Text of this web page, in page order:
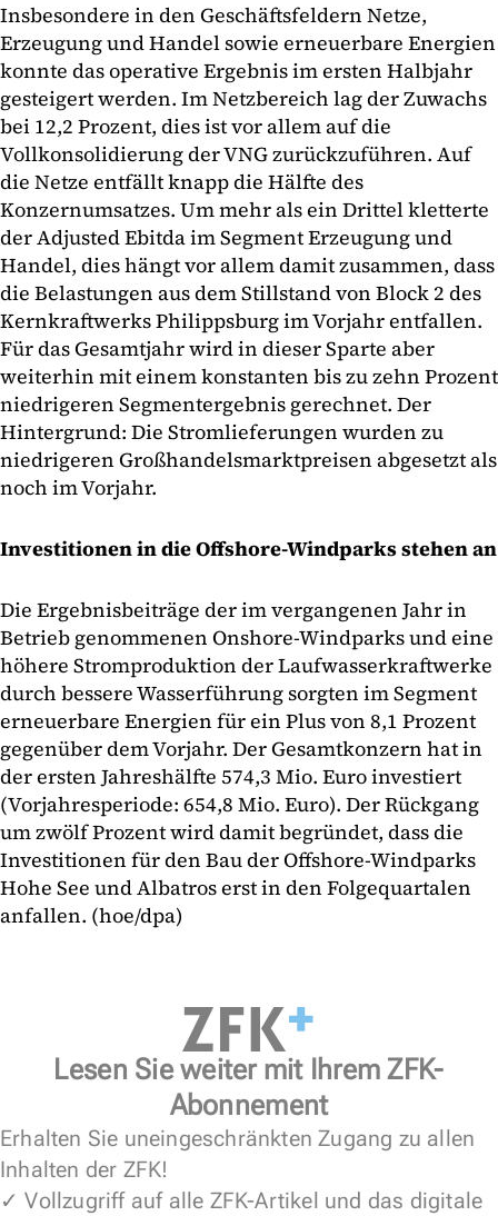
Insbesondere in den Geschäftsfeldern Netze,
Erzeugung und Handel sowie erneuerbare Energien
konnte das operative Ergebnis im ersten Halbjahr
gesteigert werden. Im Netzbereich lag der Zuwachs
bei 12,2 Prozent, dies ist vor allem auf die
Vollkonsolidierung der VNG zurückzuführen. Auf
die Netze entfällt knapp die Hälfte des
Konzernumsatzes. Um mehr als ein Drittel kletterte
der Adjusted Ebitda im Segment Erzeugung und
Handel, dies hängt vor allem damit zusammen, dass
die Belastungen aus dem Stillstand von Block 2 des
Kernkraftwerks Philippsburg im Vorjahr entfallen.
Für das Gesamtjahr wird in dieser Sparte aber
weiterhin mit einem konstanten bis zu zehn Prozent
niedrigeren Segmentergebnis gerechnet. Der
Hintergrund: Die Stromlieferungen wurden zu
niedrigeren Großhandelsmarktpreisen abgesetzt als
noch im Vorjahr.
Investitionen in die Offshore-Windparks stehen an
Die Ergebnisbeiträge der im vergangenen Jahr in
Betrieb genommenen Onshore-Windparks und eine
höhere Stromproduktion der Laufwasserkraftwerke
durch bessere Wasserführung sorgten im Segment
erneuerbare Energien für ein Plus von 8,1 Prozent
gegenüber dem Vorjahr. Der Gesamtkonzern hat in
der ersten Jahreshälfte 574,3 Mio. Euro investiert
(Vorjahresperiode: 654,8 Mio. Euro). Der Rückgang
um zwölf Prozent wird damit begründet, dass die
Investitionen für den Bau der Offshore-Windparks
Hohe See und Albatros erst in den Folgequartalen
anfallen. (hoe/dpa)
Lesen Sie weiter mit Ihrem ZFK-
Abonnement
Erhalten Sie uneingeschränkten Zugang zu allen
Inhalten der ZFK!
✓ Vollzugriff auf alle ZFK-Artikel und das digitale